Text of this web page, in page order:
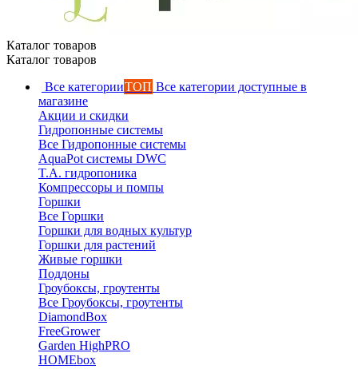
Каталог товаров
Каталог товаров
Все категорииТОП Все категории доступные в
магазине
Акции и скидки
Гидропонные системы
Все Гидропонные системы
AquaPot системы DWC
T.A. гидропоника
Компрессоры и помпы
Горшки
Все Горшки
Горшки для водных культур
Горшки для растений
Живые горшки
Поддоны
Гроубоксы, гроутенты
Все Гроубоксы, гроутенты
DiamondBox
FreeGrower
Garden HighPRO
HOMEbox